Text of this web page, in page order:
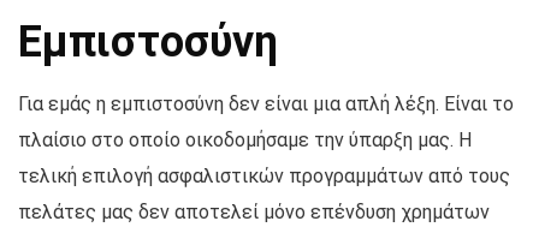
Εμπιστοσύνη
Για εμάς η εμπιστοσύνη δεν είναι μια απλή λέξη. Είναι το
πλαίσιο στο οποίο οικοδομήσαμε την ύπαρξη μας. Η
τελική επιλογή ασφαλιστικών προγραμμάτων από τους
πελάτες μας δεν αποτελεί μόνο επένδυση χρημάτων